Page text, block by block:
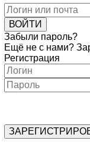
Забыли пароль?
Ещё не с нами?
Регистрация